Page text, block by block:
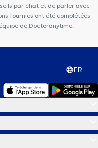
par chat et de parler avec
fournies ont été complétées
de Doctoranytime.
FR